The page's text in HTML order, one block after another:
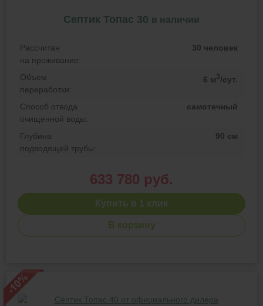
Септик Топас 30 в наличии
Рассчитан
на проживание:
30 человек
Объем
переработки:
6 м3/сут.
Способ отвода
очищенной воды:
самотечный
Глубина
подводящей трубы:
90 см
633 780 руб.
Купить в 1 клик
В корзину